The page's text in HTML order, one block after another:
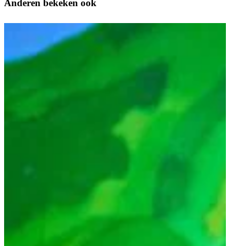
Anderen bekeken ook